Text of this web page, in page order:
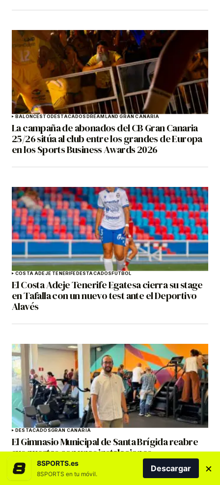
BALONCESTODESTACADOSDREAMLAND GRAN CANARIA
La campaña de abonados del CB Gran Canaria
25/26 sitúa al club entre los grandes de Europa
en los Sports Business Awards 2026
COSTA ADEJE TENERIFEDESTACADOSFÚTBOL
El Costa Adeje Tenerife Egatesa cierra su stage
en Tafalla con un nuevo test ante el Deportivo
Alavés
DESTACADOSGRAN CANARIA
El Gimnasio Municipal de Santa Brígida reabre
sus puertas con unas instalaciones
completamente renovadas
8SPORTS.es
8SPORTS en tu móvil.
Descargar ×